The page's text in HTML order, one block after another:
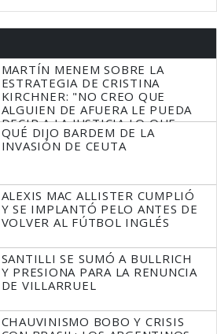
MARTÍN MENEM SOBRE LA
ESTRATEGIA DE CRISTINA
KIRCHNER: "NO CREO QUE
ALGUIEN DE AFUERA LE PUEDA
DECIR A LA JUSTICIA LO QUE
TIENE QUE HACER"
QUÉ DIJO BARDEM DE LA
INVASIÓN DE CEUTA
ALEXIS MAC ALLISTER CUMPLIÓ
Y SE IMPLANTÓ PELO ANTES DE
VOLVER AL FÚTBOL INGLÉS
SANTILLI SE SUMÓ A BULLRICH
Y PRESIONA PARA LA RENUNCIA
DE VILLARRUEL
CHAUVINISMO BOBO Y CRISIS